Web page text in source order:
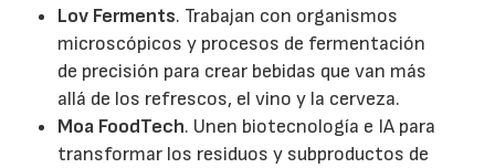
Lov Ferments. Trabajan con organismos
microscópicos y procesos de fermentación
de precisión para crear bebidas que van más
allá de los refrescos, el vino y la cerveza.
Moa FoodTech. Unen biotecnología e IA para
transformar los residuos y subproductos de